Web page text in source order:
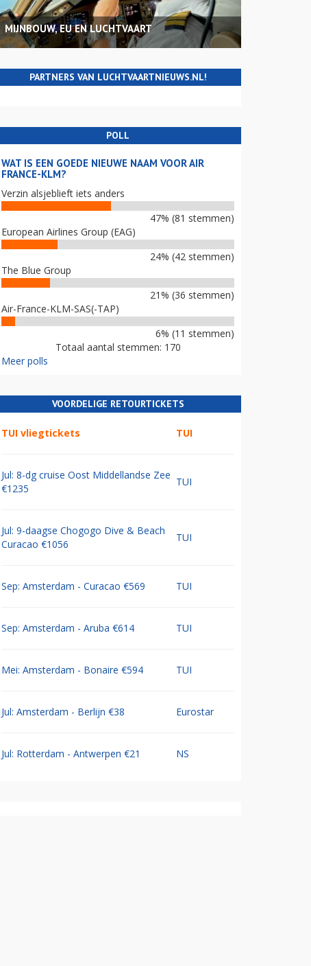
MIJNBOUW, EU EN LUCHTVAART
PARTNERS VAN LUCHTVAARTNIEUWS.NL!
POLL
WAT IS EEN GOEDE NIEUWE NAAM VOOR AIR
FRANCE-KLM?
Verzin alsjeblieft iets anders
47% (81 stemmen)
European Airlines Group (EAG)
24% (42 stemmen)
The Blue Group
21% (36 stemmen)
Air-France-KLM-SAS(-TAP)
6% (11 stemmen)
Totaal aantal stemmen: 170
Meer polls
VOORDELIGE RETOURTICKETS
TUI vliegtickets TUI
Jul: 8-dg cruise Oost Middellandse Zee
€1235
TUI
Jul: 9-daagse Chogogo Dive & Beach
Curacao €1056
TUI
Sep: Amsterdam - Curacao €569 TUI
Sep: Amsterdam - Aruba €614 TUI
Mei: Amsterdam - Bonaire €594 TUI
Jul: Amsterdam - Berlijn €38 Eurostar
Jul: Rotterdam - Antwerpen €21 NS